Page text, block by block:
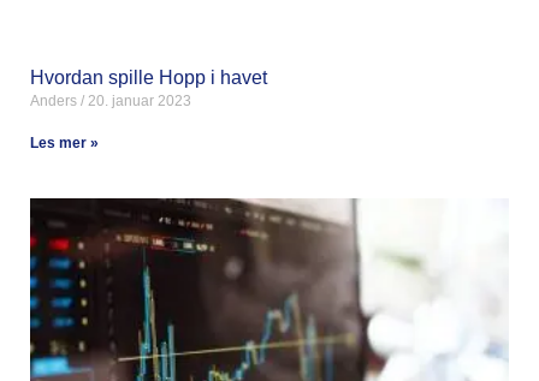
Hvordan spille Hopp i havet
Anders 20. januar 2023
Les mer »